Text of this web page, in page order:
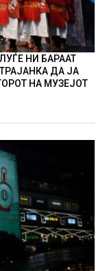
НИ БАРААТ
ДА ЈА
НА МУЗЕЈОТ